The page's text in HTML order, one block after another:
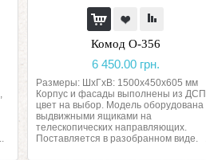
Комод О-356
6 450.00 грн.
Размеры: ШхГхВ: 1500х450х605 мм
Корпус и фасады выполнены из ДСП,
цвет на выбор. Модель оборудована
выдвижными ящиками на
телескопических направляющих.
Поставляется в разобранном виде. ..